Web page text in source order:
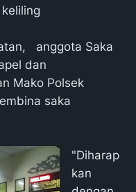
anggota Saka
dan
Mako Polsek
saka
"Diharap
kan